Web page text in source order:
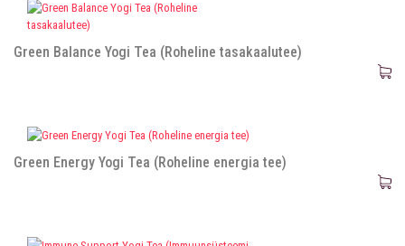
Green Balance Yogi Tea (Roheline tasakaalutee)
Green Energy Yogi Tea (Roheline energia tee)